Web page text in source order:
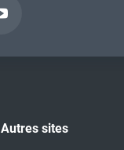
Autres sites